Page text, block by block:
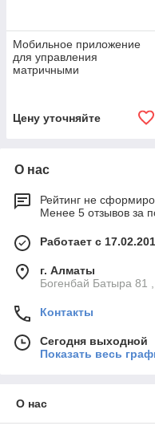
Мобильное приложение
для управления
матричными
Цену уточняйте
О нас
Рейтинг не
Менее 5 отзывов за
Работает с
г. Алматы
Богенбай Батыра 81
Контакты
Сегодня выходной
Показать весь
О нас